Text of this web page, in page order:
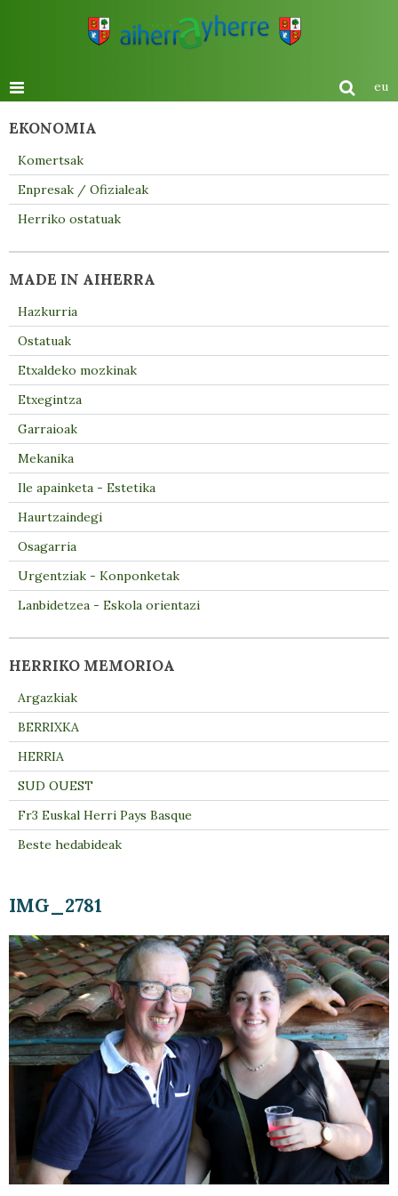
eu
IMG_2781
EKONOMIA
Komertsak
Enpresak / Ofizialeak
Herriko ostatuak
MADE IN AIHERRA
Hazkurria
Ostatuak
Etxaldeko mozkinak
Etxegintza
Garraioak
Mekanika
Ile apainketa - Estetika
Haurtzaindegi
Osagarria
Urgentziak - Konponketak
Lanbidetzea - Eskola orientazi
HERRIKO MEMORIOA
Argazkiak
BERRIXKA
HERRIA
SUD OUEST
Fr3 Euskal Herri Pays Basque
Beste hedabideak